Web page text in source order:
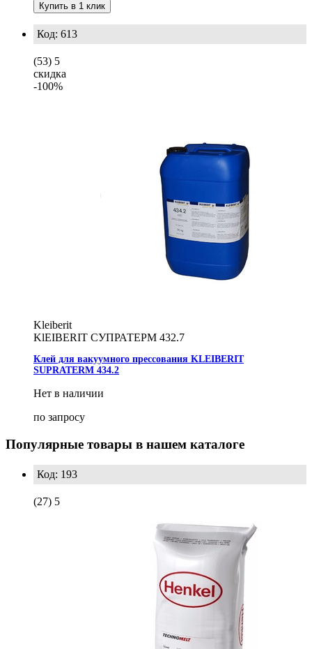
Купить в 1 клик
Код: 613
(53) 5
скидка
-100%
Kleiberit
KlEIBERIT СУПРАТЕРМ 432.7
Клей для вакуумного прессования KLEIBERIT
SUPRATERM 434.2
Нет в наличии
по запросу
Популярные товары в нашем каталоге
Код: 193
(27) 5